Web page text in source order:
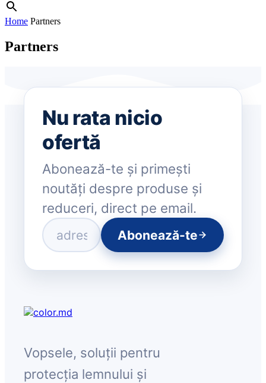
Home Partners
Partners
Nu rata nicio
ofertă
Abonează-te și primești
noutăți despre produse și
reduceri, direct pe email.
Abonează-te
Vopsele, soluții pentru
protecția lemnului și